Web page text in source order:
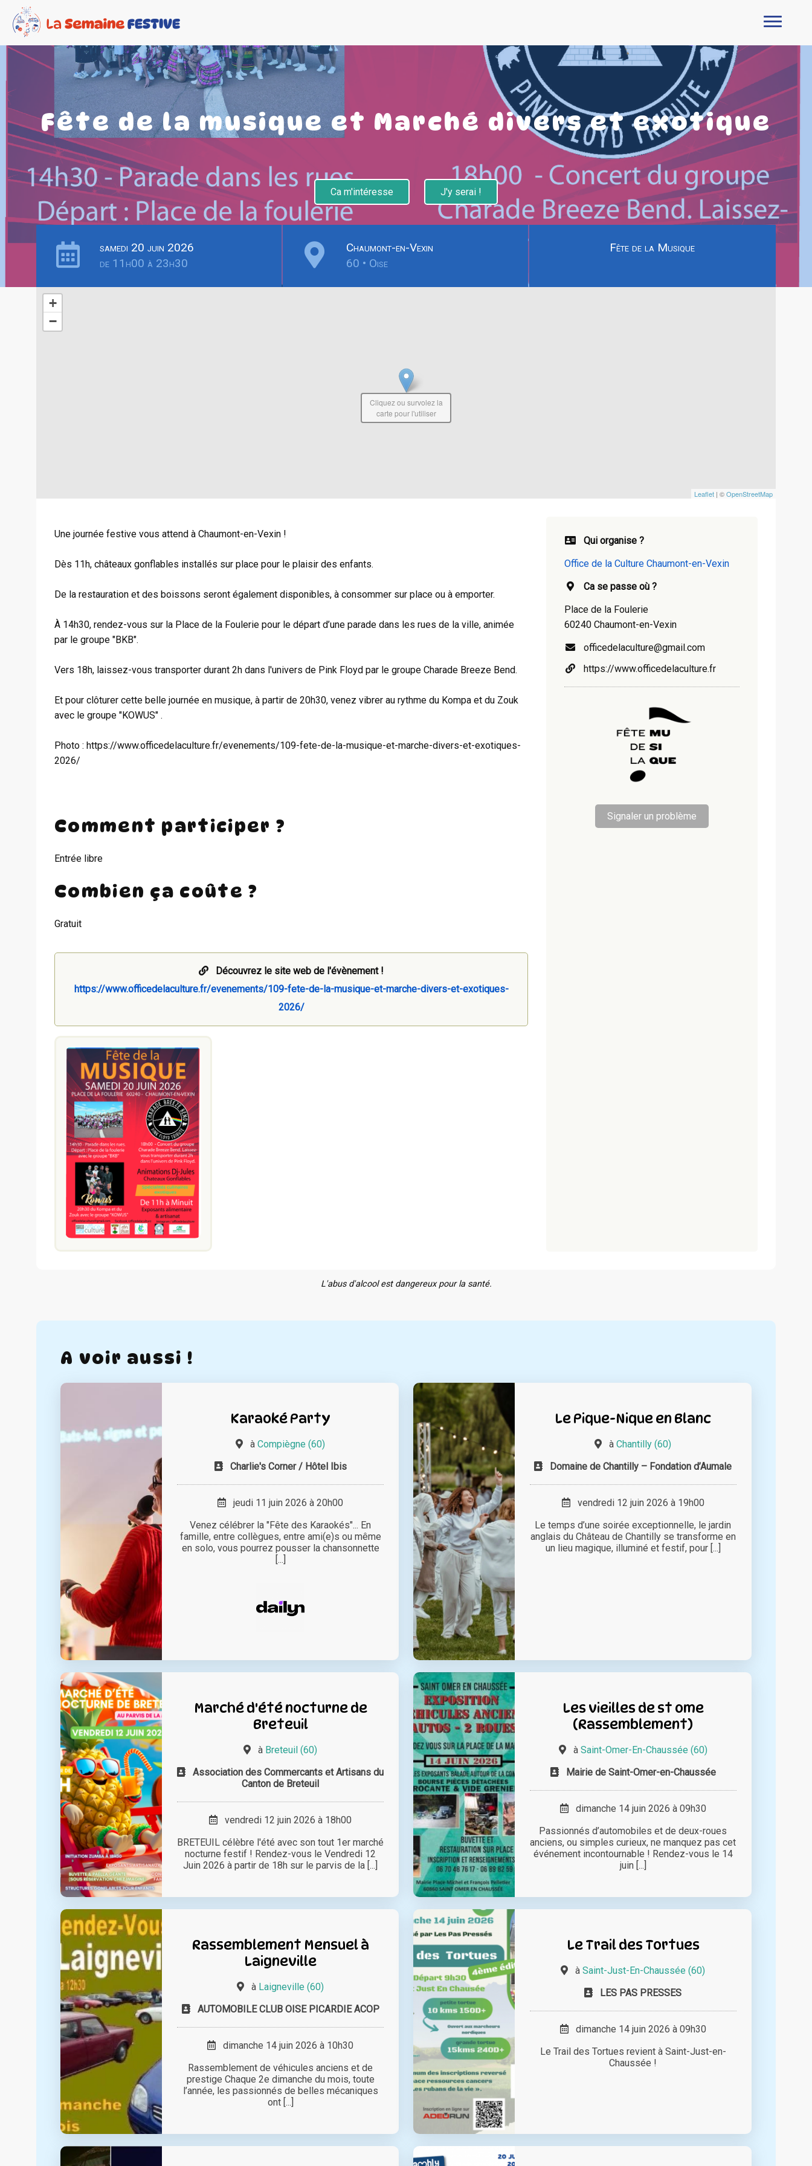
Fête de la musique et Marché divers et exotique
Ca m'intéresse J'y serai !
samedi 20 juin 2026
de 11h00 à 23h30
Chaumont-en-Vexin
60 • Oise
Fête de la Musique
+
−
Leaflet | ©OpenStreetMap
Cliquez ou survolez la
carte pour l'utiliser
Une journée festive vous attend à Chaumont-en-Vexin !
Dès 11h, châteaux gonflables installés sur place pour le plaisir des enfants.
De la restauration et des boissons seront également disponibles, à consommer sur place ou à emporter.
À 14h30, rendez-vous sur la Place de la Foulerie pour le départ d’une parade dans les rues de la ville, animée
par le groupe "BKB".
Vers 18h, laissez-vous transporter durant 2h dans l'univers de Pink Floyd par le groupe Charade Breeze Bend.
Et pour clôturer cette belle journée en musique, à partir de 20h30, venez vibrer au rythme du Kompa et du Zouk
avec le groupe "KOWUS" .
Photo : https://www.officedelaculture.fr/evenements/109-fete-de-la-musique-et-marche-divers-et-exotiques-
2026/
Comment participer ?
Entrée libre
Combien ça coûte ?
Gratuit
Découvrez le site web de l'évènement !
https://www.officedelaculture.fr/evenements/109-fete-de-la-musique-et-marche-divers-et-exotiques-
2026/
Qui organise ?
Office de la Culture Chaumont-en-Vexin
Ca se passe où ?
Place de la Foulerie
60240 Chaumont-en-Vexin
officedelaculture@gmail.com
https://www.officedelaculture.fr
Signaler un problème
L'abus d'alcool est dangereux pour la santé.
A voir aussi !
Karaoké Party
àCompiègne (60)
Charlie's Corner / Hôtel Ibis
jeudi 11 juin 2026 à 20h00
Venez célébrer la "Fête des Karaokés"... En
famille, entre collègues, entre ami(e)s ou même
en solo, vous pourrez pousser la chansonnette
[...]
Le Pique-Nique en Blanc
àChantilly (60)
Domaine de Chantilly – Fondation d’Aumale
vendredi 12 juin 2026 à 19h00
Le temps d’une soirée exceptionnelle, le jardin
anglais du Château de Chantilly se transforme en
un lieu magique, illuminé et festif, pour [...]
Marché d'été nocturne de
Breteuil
à Breteuil (60)
Association des Commercants et Artisans du
Canton de Breteuil
vendredi 12 juin 2026 à 18h00
BRETEUIL célèbre l'été avec son tout 1er marché
nocturne festif ! Rendez-vous le Vendredi 12
Juin 2026 à partir de 18h sur le parvis de la [...]
Les vieilles de st ome
(Rassemblement)
à Saint-Omer-En-Chaussée (60)
Mairie de Saint-Omer-en-Chaussée
dimanche 14 juin 2026 à 09h30
Passionnés d’automobiles et de deux-roues
anciens, ou simples curieux, ne manquez pas cet
événement incontournable ! Rendez-vous le 14
juin [...]
Rassemblement Mensuel à
Laigneville
à Laigneville (60)
AUTOMOBILE CLUB OISE PICARDIE ACOP
dimanche 14 juin 2026 à 10h30
Rassemblement de véhicules anciens et de
prestige Chaque 2e dimanche du mois, toute
l’année, les passionnés de belles mécaniques
ont [...]
Le Trail des Tortues
àSaint-Just-En-Chaussée (60)
LES PAS PRESSES
dimanche 14 juin 2026 à 09h30
Le Trail des Tortues revient à Saint-Just-en-
Chaussée !